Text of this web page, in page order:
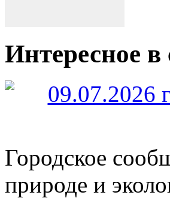
Интересное в
Городское
природе и